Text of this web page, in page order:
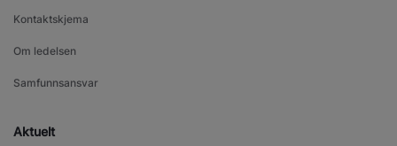
Kontaktskjema
Om ledelsen
Samfunnsansvar
Aktuelt